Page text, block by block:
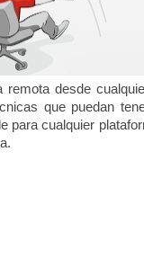
desde
que puedan
para cualquier